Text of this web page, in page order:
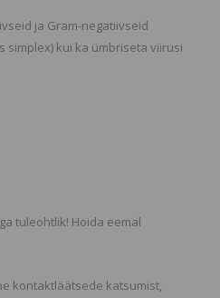
ja Gram-negatiivseid
simplex) kui ka ümbriseta viirusi
tuleohtlik! Hoida eemal
kontaktläätsede katsumist,
Kulmuvärv Pruun
SORTIMENDIST VÄLJAS